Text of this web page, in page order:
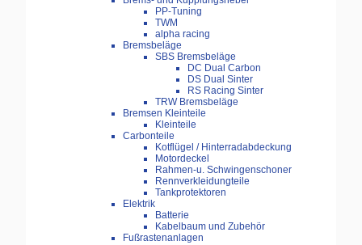
PP-Tuning
TWM
alpha racing
Bremsbeläge
SBS Bremsbeläge
DC Dual Carbon
DS Dual Sinter
RS Racing Sinter
TRW Bremsbeläge
Bremsen Kleinteile
Kleinteile
Carbonteile
Kotflügel / Hinterradabdeckung
Motordeckel
Rahmen-u. Schwingenschoner
Rennverkleidungteile
Tankprotektoren
Elektrik
Batterie
Kabelbaum und Zubehör
Fußrastenanlagen